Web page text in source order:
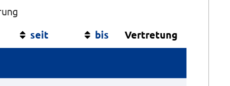
seit bis Vertretung